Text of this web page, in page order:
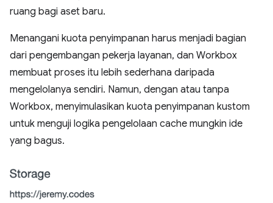
ruang bagi aset baru.
Menangani kuota penyimpanan harus menjadi bagian
dari pengembangan pekerja layanan, dan Workbox
membuat proses itu lebih sederhana daripada
mengelolanya sendiri. Namun, dengan atau tanpa
Workbox, menyimulasikan kuota penyimpanan kustom
untuk menguji logika pengelolaan cache mungkin ide
yang bagus.